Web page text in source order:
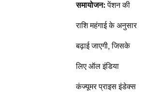
समायोजन:पेंशन की
राशि महंगाई के अनुसार
बढ़ाई जाएगी, जिसके
लिए ऑल इंडिया
कंज्यूमर प्राइस इंडेक्स